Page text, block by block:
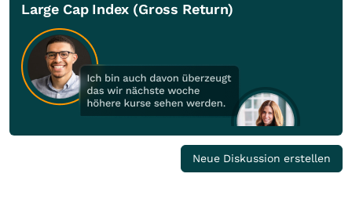
Large Cap Index (Gross Return)
Neue Diskussion erstellen